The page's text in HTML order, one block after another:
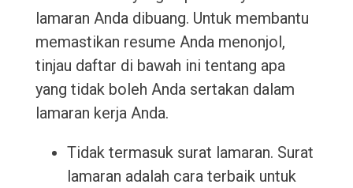
lamaran Anda dibuang. Untuk membantu
memastikan resume Anda menonjol,
tinjau daftar di bawah ini tentang apa
yang tidak boleh Anda sertakan dalam
lamaran kerja Anda.
Tidak termasuk surat lamaran. Surat
lamaran adalah cara terbaik untuk